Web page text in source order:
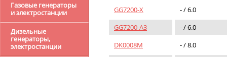
Газовые генераторы
и электростанции
Дизельные
генераторы,
электростанции
GG7200-Х
- / 6.0
GG7200-А3
- / 6.0
DK0008M
- / 8.0